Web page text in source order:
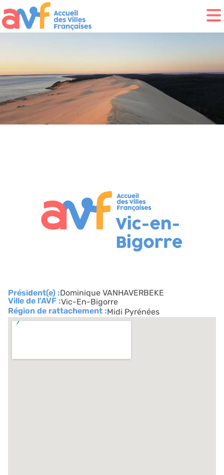
Président(e) :Dominique VANHAVERBEKE
Ville de l'AVF :Vic-En-Bigorre
Région de rattachement :Midi Pyrénées